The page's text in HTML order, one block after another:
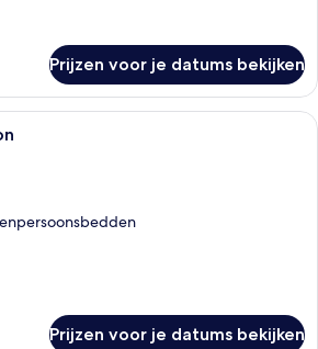
Prijzen voor je datums bekijken
Een hotelkamer met een bed, een
Prijzen voor je datums bekijken